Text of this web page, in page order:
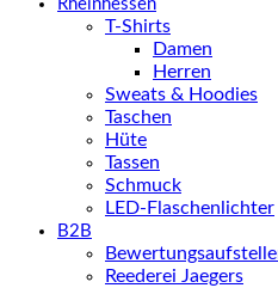
Rheinhessen
T-Shirts
Damen
Herren
Sweats & Hoodies
Taschen
Hüte
Tassen
Schmuck
LED-Flaschenlichter
B2B
Reederei Jaegers